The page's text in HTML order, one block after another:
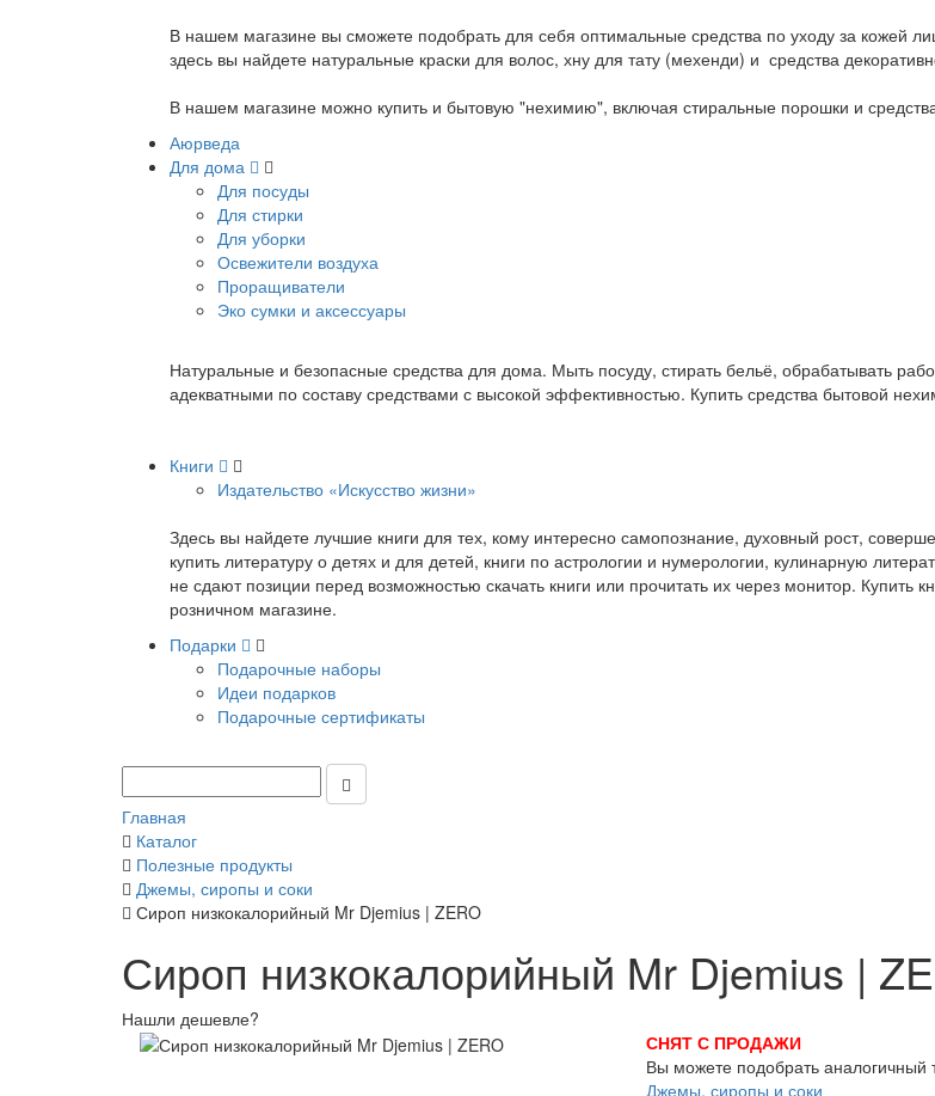
В нашем магазине вы сможете подобрать для себя оптимальные средства по уходу за кожей
здесь вы найдете натуральные краски для волос, хну для тату (мехенди) и средства
В нашем магазине можно купить и бытовую "нехимию", включая стиральные порошки и
Аюрведа
Для дома
Для посуды
Для стирки
Для уборки
Освежители воздуха
Проращиватели
Эко сумки и аксессуары
Натуральные и безопасные средства для дома. Мыть посуду, стирать бельё, обрабатывать
адекватными по составу средствами с высокой эффективностью. Купить средства бытовой
Книги
Издательство «Искусство жизни»
Здесь вы найдете лучшие книги для тех, кому интересно самопознание, духовный рост,
купить литературу о детях и для детей, книги по астрологии и нумерологии, кулинарную
не сдают позиции перед возможностью скачать книги или прочитать их через монитор.
розничном магазине.
Подарки
Подарочные наборы
Идеи подарков
Подарочные сертификаты
Главная
Каталог
Полезные продукты
Джемы, сиропы и соки
Сироп низкокалорийный Mr Djemius | ZERO
Сироп низкокалорийный Mr Djemius |
Нашли дешевле?
СНЯТ С ПРОДАЖИ
Вы можете подобрать аналогичный
Джемы, сиропы и соки